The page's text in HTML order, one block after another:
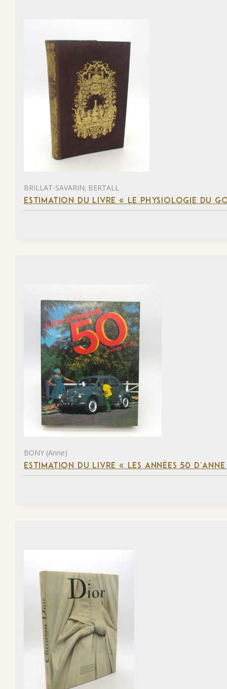
BRILLAT-SAVARIN; BERTALL
ESTIMATION DU LIVRE « LE PHYSIOLOGIE DU
BONY (Anne)
ESTIMATION DU LIVRE « LES ANNÉES 50